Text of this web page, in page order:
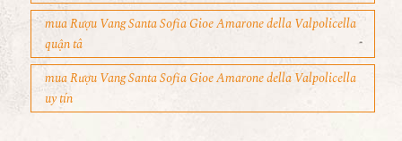
mua Rượu Vang Santa Sofia Gioe Amarone della Valpolicella
quận tâ
mua Rượu Vang Santa Sofia Gioe Amarone della Valpolicella
uy tín